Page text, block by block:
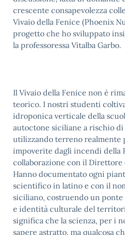
crescente consapevolezza
Vivaio della Fenice (Phoenix
progetto che ho sviluppato
la professoressa Vitalba Garbo.
Il Vivaio della Fenice non è
teorico. I nostri studenti
idroponica verticale della
autoctone siciliane a rischio
utilizzando terreno realmente
impoverite dagli incendi della
collaborazione con il Direttore
Hanno documentato ogni
scientifico in latino e con il
siciliano, costruendo un
e identità culturale del
significa che la scienza, per i
sapere astratto, ma qualcosa